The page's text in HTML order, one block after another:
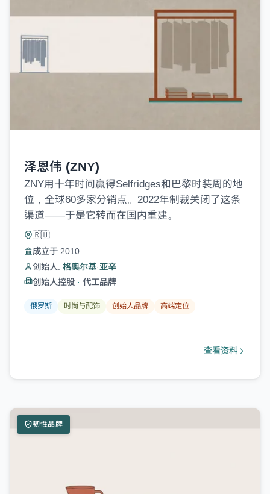
泽恩伟 (ZNY)
ZNY用十年时间赢得Selfridges和巴黎时装周的地
位，全球60多家分销点。2022年制裁关闭了这条
渠道——于是它转而在国内重建。
🇷🇺
成立于 2010
创始人: 格奥尔基·亚辛
创始人控股 · 代工品牌
俄罗斯 时尚与配饰 创始人品牌 高端定位
查看资料
韧性品牌